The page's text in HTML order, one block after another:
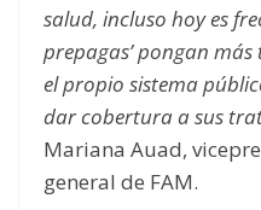
salud, incluso hoy es
prepagas’ pongan
el propio sistema
dar cobertura a sus
Mariana Auad,
general de FAM.